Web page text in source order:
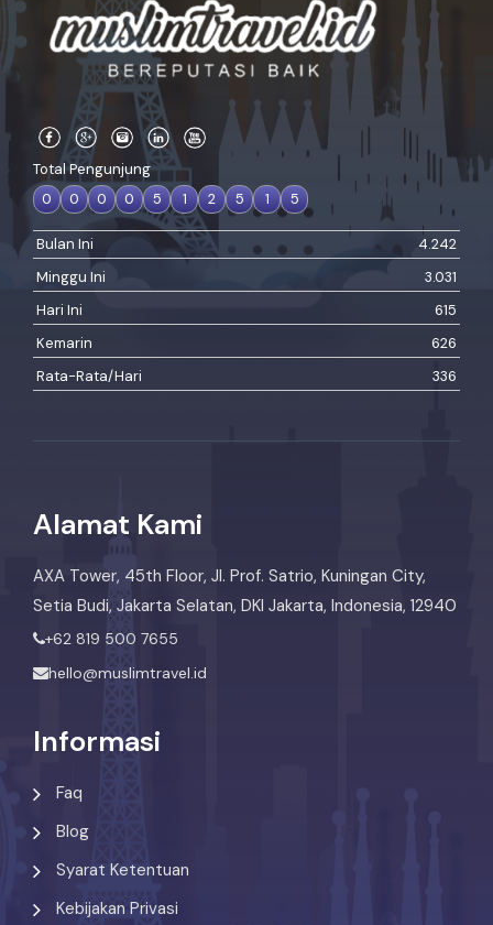
Total Pengunjung
0
0 0 0 5 1 2 5 1 5
Bulan Ini
4.242
Minggu Ini
3.031
Hari Ini
615
Kemarin
626
Rata-Rata/Hari
336
Alamat Kami
AXA Tower, 45th Floor, Jl. Prof. Satrio, Kuningan City,
Setia Budi, Jakarta Selatan, DKI Jakarta, Indonesia, 12940
+62 819 500 7655
hello@muslimtravel.id
Informasi
Faq
Blog
Syarat Ketentuan
Kebijakan Privasi